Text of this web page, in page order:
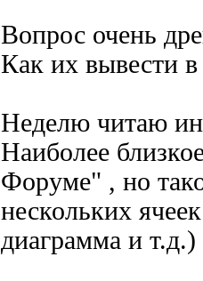
Вопрос очень
Как их вывести
Неделю читаю
Наиболее
Форуме" , но
нескольких
диаграмма и т.д.)